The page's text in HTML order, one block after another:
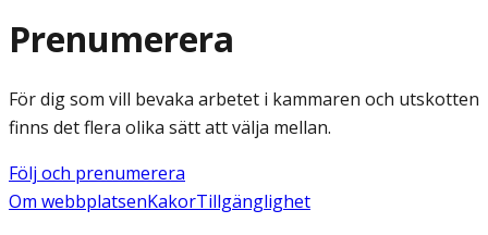
Prenumerera
För dig som vill bevaka arbetet i kammaren och utskotten
finns det flera olika sätt att välja mellan.
Följ och prenumerera
Om webbplatsenKakorTillgänglighet